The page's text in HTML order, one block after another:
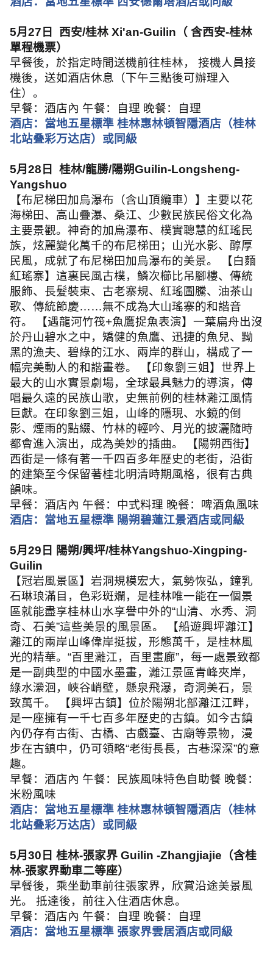
5月 27 日 西安/桂林 Xi'an-Guilin （ 含西安-桂林
單程機票）
早餐後，於指定時間送機前往桂林， 接機人員接
機後，送如酒店休息（下午三點後可辦理入
住）。
早餐：酒店內 午餐：自理 晚餐：自理
酒店：當地五星標準 桂林惠林頓智隱酒店（桂林
北站叠彩万达店）或同級
5月 28 日 桂林/龍勝/陽朔Guilin-Longsheng-
Yangshuo
【布尼梯田加烏瀑布（含山頂纜車）】主要以花
海梯田、高山疊瀑、桑江、少數民族民俗文化為
主要景觀。神奇的加烏瀑布、樸實聰慧的紅瑤民
族，炫麗變化萬千的布尼梯田；山光水影、醇厚
民風，成就了布尼梯田加烏瀑布的美景。 【白麵
紅瑤寨】這裏民風古樸，鱗次櫛比吊腳樓、傳統
服飾、長髮裝束、古老寨規、紅瑤圖騰、油茶山
歌、傳統節慶……無不成為大山瑤寨的和諧音
符。 【遇龍河竹筏+魚鷹捉魚表演】一葉扁舟出沒
於丹山碧水之中，矯健的魚鷹、迅捷的魚兒、黝
黑的漁夫、碧綠的江水、兩岸的群山，構成了一
幅完美動人的和諧畫卷。 【印象劉三姐】世界上
最大的山水實景劇場，全球最具魅力的導演，傳
唱最久遠的民族山歌，史無前例的桂林灕江風情
巨獻。在印象劉三姐，山峰的隱現、水鏡的倒
影、煙雨的點綴、竹林的輕吟、月光的披灑隨時
都會進入演出，成為美妙的插曲。 【陽朔西街】
西街是一條有著一千四百多年歷史的老街，沿街
的建築至今保留著桂北明清時期風格，很有古典
韻味。
早餐：酒店內 午餐：中式料理 晚餐：啤酒魚風味
酒店：當地五星標準 陽朔碧蓮江景酒店或同級
5月 29 日 陽朔/興坪/桂林Yangshuo-Xingping-
Guilin
【冠岩風景區】岩洞規模宏大，氣勢恢弘，鐘乳
石琳琅滿目，色彩斑斕，是桂林唯一能在一個景
區就能盡享桂林山水享譽中外的“山清、水秀、洞
奇、石美”這些美景的風景區。 【船遊興坪灕江】
灕江的兩岸山峰偉岸挺拔，形態萬千，是桂林風
光的精華。 “百里灕江，百里畫廊”，每一處景致都
是一副典型的中國水墨畫，灕江景區青峰夾岸，
綠水瀠洄，峽谷峭壁，懸泉飛瀑，奇洞美石，景
致萬千。 【興坪古鎮】位於陽朔北部灕江江畔，
是一座擁有一千七百多年歷史的古鎮。如今古鎮
內仍存有古街、古橋、古戲臺、古廟等景物，漫
步在古鎮中，仍可領略“老街長長，古巷深深”的意
趣。
早餐：酒店內 午餐：民族風味特色自助餐 晚餐：
米粉風味
酒店：當地五星標準 桂林惠林頓智隱酒店（桂林
北站叠彩万达店）或同級
5月 30 日 桂林-張家界 Guilin -Zhangjiajie （含桂
林-張家界動車二等座）
早餐後，乘坐動車前往張家界，欣賞沿途美景風
光。 抵達後，前往入住酒店休息。
早餐：酒店內 午餐：自理 晚餐：自理
酒店：當地五星標準 張家界雲居酒店或同級